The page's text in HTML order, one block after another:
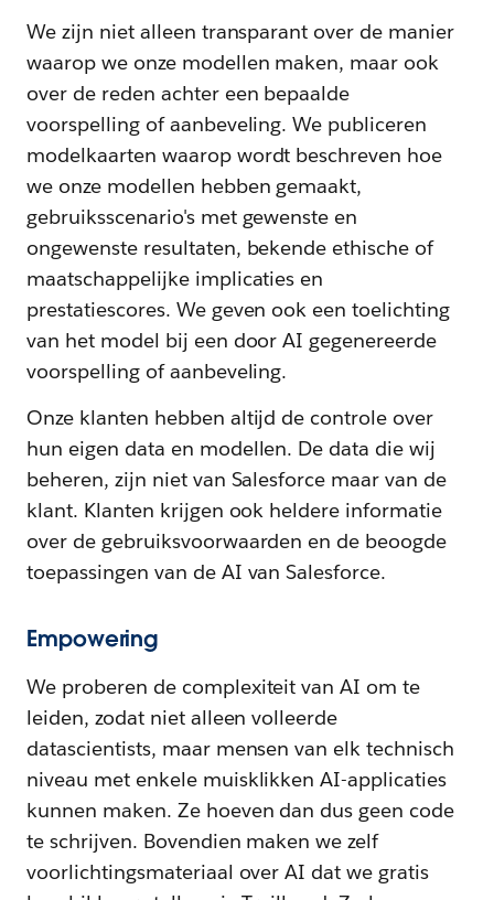
We zijn niet alleen transparant over de manier
waarop we onze modellen maken, maar ook
over de reden achter een bepaalde
voorspelling of aanbeveling. We publiceren
modelkaarten waarop wordt beschreven hoe
we onze modellen hebben gemaakt,
gebruiksscenario's met gewenste en
ongewenste resultaten, bekende ethische of
maatschappelijke implicaties en
prestatiescores. We geven ook een toelichting
van het model bij een door AI gegenereerde
voorspelling of aanbeveling.
Onze klanten hebben altijd de controle over
hun eigen data en modellen. De data die wij
beheren, zijn niet van Salesforce maar van de
klant. Klanten krijgen ook heldere informatie
over de gebruiksvoorwaarden en de beoogde
toepassingen van de AI van Salesforce.
Empowering
We proberen de complexiteit van AI om te
leiden, zodat niet alleen volleerde
datascientists, maar mensen van elk technisch
niveau met enkele muisklikken AI-applicaties
kunnen maken. Ze hoeven dan dus geen code
te schrijven. Bovendien maken we zelf
voorlichtingsmateriaal over AI dat we gratis